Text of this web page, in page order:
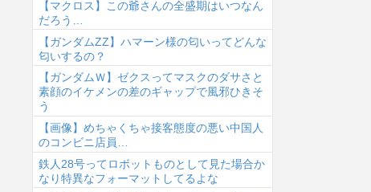
【マクロス】この爺さんの全盛期はいつなん
だろう…
【ガンダムΖΖ】ハマーン様の匂いってどんな
匂いするの？
【ガンダムＷ】ゼクスってマスクのダサさと
素顔のイケメンの差のギャップで風邪ひきそ
う
【画像】めちゃくちゃ接客態度の悪い中国人
のコンビニ店員…
鉄人28号ってロボットものとして見た場合か
なり特異なフォーマットしてるよな